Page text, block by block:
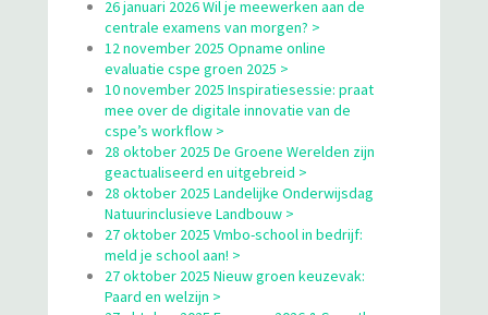
26 januari 2026 Wil je meewerken aan de
centrale examens van morgen? >
12 november 2025 Opname online
evaluatie cspe groen 2025 >
10 november 2025 Inspiratiesessie: praat
mee over de digitale innovatie van de
cspe’s workflow >
28 oktober 2025 De Groene Werelden zijn
geactualiseerd en uitgebreid >
28 oktober 2025 Landelijke Onderwijsdag
Natuurinclusieve Landbouw >
27 oktober 2025 Vmbo-school in bedrijf:
meld je school aan! >
27 oktober 2025 Nieuw groen keuzevak:
Paard en welzijn >